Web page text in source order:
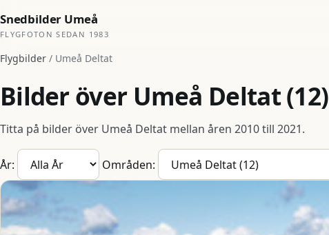
Snedbilder Umeå
FLYGFOTON SEDAN 1983
Flygbilder / Umeå Deltat
Bilder över Umeå Deltat (12)
Titta på bilder över Umeå Deltat mellan åren 2010 till 2021.
År: Områden: